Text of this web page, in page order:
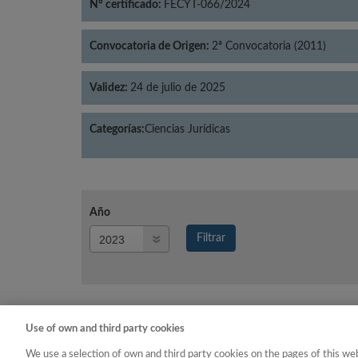
Nº certificado: FECYT-066/2024
Convocatoria de Origen: 2ª Convocatoria (2011)
Validez: 24 de julio de 2025
Categorías:Ciencias Jurídicas
Año
Filtrar
Año
Use of own and third party cookies
We use a selection of own and third party cookies on the pages of this